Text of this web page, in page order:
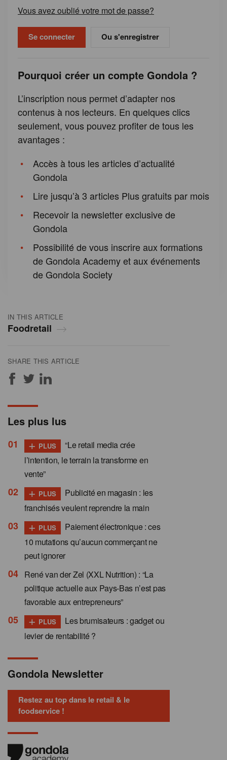
IN THIS ARTICLE
Foodretail
SHARE THIS ARTICLE
Vous avez oublié votre mot de passe?
Ou s'enregistrer
Pourquoi créer un compte Gondola ?
L’inscription nous permet d’adapter nos
contenus à nos lecteurs. En quelques clics
seulement, vous pouvez profiter de tous les
avantages :
Accès à tous les articles d’actualité
Gondola
Lire jusqu’à 3 articles Plus gratuits par mois
Recevoir la newsletter exclusive de
Gondola
Possibilité de vous inscrire aux formations
de Gondola Academy et aux événements
de Gondola Society
Les plus lus
+ PLUS
“Le retail media crée
l’intention, le terrain la transforme en
vente”
+ PLUS
Publicité en magasin : les
franchisés veulent reprendre la main
+ PLUS
Paiement électronique : ces
10 mutations qu’aucun commerçant ne
peut ignorer
René van der Zel (XXL Nutrition) : “La
politique actuelle aux Pays-Bas n’est pas
favorable aux entrepreneurs”
+ PLUS
Les brumisateurs : gadget ou
levier de rentabilité ?
Gondola Newsletter
Restez au top dans le retail & le
foodservice !